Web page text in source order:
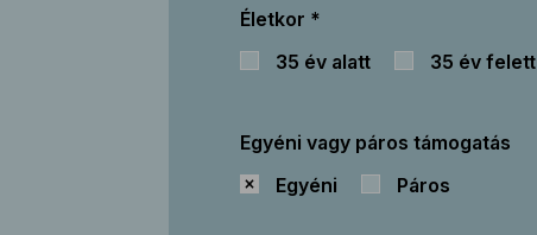
Életkor
35 év alatt
35 év felett
Egyéni vagy páros támogatás
Egyéni
Páros